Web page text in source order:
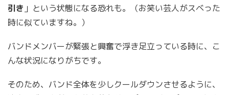
引き 」という状態になる恐れも。（お笑い芸人がスベった
時に似ていますね。）
バンドメンバーが緊張と興奮で浮き足立っている時に、こ
んな状況になりがちです。
そのため、バンド全体を少しクールダウンさせるように、